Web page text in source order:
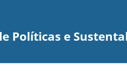
Políticas e